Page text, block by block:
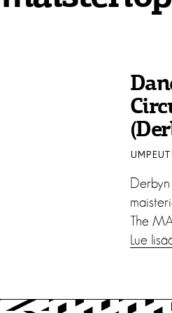
Derbyn
The
Lue